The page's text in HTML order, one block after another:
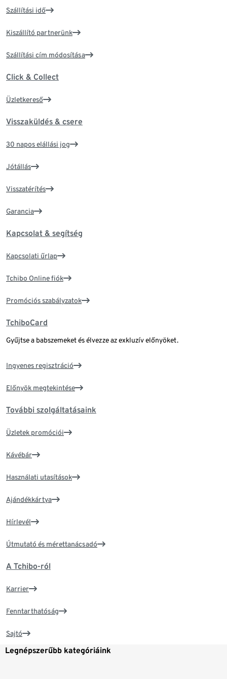
Szállítási idő
Kiszállító partnerünk
Szállítási cím módosítása
Click & Collect
Üzletkereső
Visszaküldés & csere
30 napos elállási jog
Jótállás
Visszatérítés
Garancia
Kapcsolat & segítség
Kapcsolati űrlap
Tchibo Online fiók
Promóciós szabályzatok
TchiboCard
Gyűjtse a babszemeket és élvezze az exkluzív előnyöket.
Ingyenes regisztráció
Előnyök megtekintése
További szolgáltatásaink
Üzletek promóciói
Kávébár
Használati utasítások
Ajándékkártya
Hírlevél
Útmutató és mérettanácsadó
A Tchibo-ról
Karrier
Fenntarthatóság
Sajtó
Legnépszerűbb kategóriáink